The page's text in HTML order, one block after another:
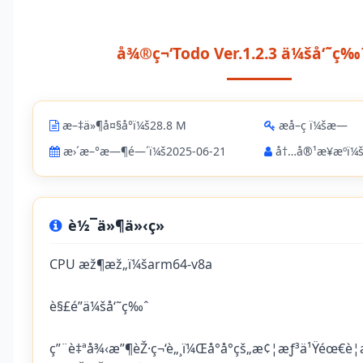
å¾®ç¬‘Todo Ver.1.2.3
æ–‡ä»¶å¤§å°ï¼š28.8 M
æå–ç ï¼šæ—
æ›´æ–°æ—¶é—´ï¼š2025-06-21
è½¯ä»¶ä»‹ç»
CPU æž¶æž„ï¼šarm64-v8a
è§£é”ä¼šå‘˜ç‰ˆ